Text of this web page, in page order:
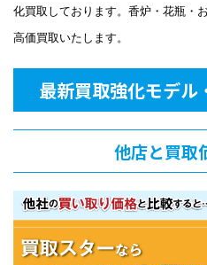
化買取しております。香炉・花瓶・
高価買取いたします。
最新買取強化モデル
他店と買取